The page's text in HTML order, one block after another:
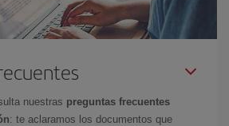
nuestras preguntas frecuentes
: te aclaramos los documentos que